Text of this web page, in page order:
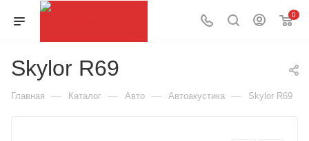
0
Skylor R69
Главная — Каталог — Авто — Автоакустика — Skylor R69